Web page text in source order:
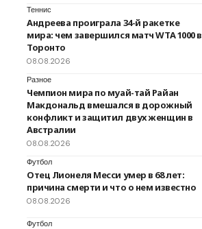
Теннис
Андреева проиграла 34-й ракетке
мира: чем завершился матч WTA 1000 в
Торонто
08.08.2026
Разное
Чемпион мира по муай-тай Райан
Макдональд вмешался в дорожный
конфликт и защитил двух женщин в
Австралии
08.08.2026
Футбол
Отец Лионеля Месси умер в 68 лет:
причина смерти и что о нем известно
08.08.2026
Футбол